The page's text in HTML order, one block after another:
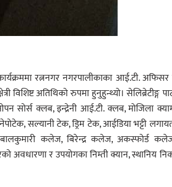
रत्ननगर नगरपालीकाका आई.टी. अफिसर
अतिथिको रुपमा हुनुहुन्थ्यो। सेलिब्रेटीङ्ग
सोर्स क्लब, इन्द्रेनी आई.टी. क्लब, मोजिला
सल्यानी टेक, ड्रिम टेक, आईडिया भट्टी
कलेज, बिरेन्द्र कलेज, अकस्फोर्ड
अवधारणा र उपयोगका निम्ती क्यान, स्थानिय